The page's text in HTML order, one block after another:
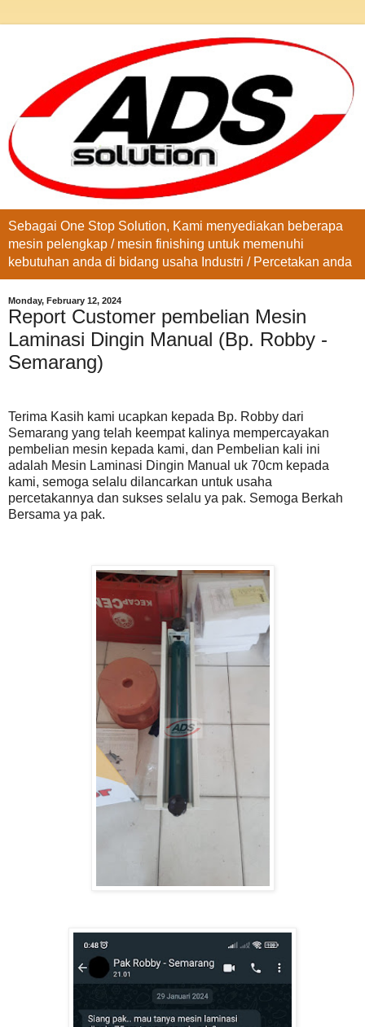
Sebagai One Stop Solution, Kami menyediakan beberapa
mesin pelengkap / mesin finishing untuk memenuhi
kebutuhan anda di bidang usaha Industri / Percetakan anda
Monday, February 12, 2024
Report Customer pembelian Mesin
Laminasi Dingin Manual (Bp. Robby -
Semarang)
Terima Kasih kami ucapkan kepada Bp. Robby dari
Semarang yang telah keempat kalinya mempercayakan
pembelian mesin kepada kami, dan Pembelian kali ini
adalah Mesin Laminasi Dingin Manual uk 70cm kepada
kami, semoga selalu dilancarkan untuk usaha
percetakannya dan sukses selalu ya pak. Semoga Berkah
Bersama ya pak.